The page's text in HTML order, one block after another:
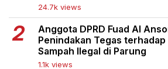
24.7k views
Anggota DPRD Fuad Al
Penindakan Tegas terhadap
Sampah Ilegal di Parung
1.1k views